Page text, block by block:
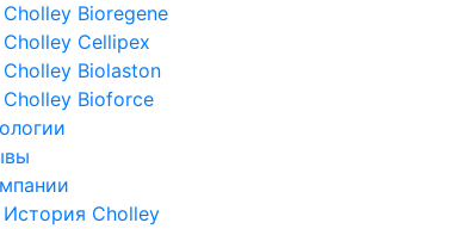
Cholley Bioregene
Cholley Cellipex
Cholley Biolaston
Cholley Bioforce
История Cholley